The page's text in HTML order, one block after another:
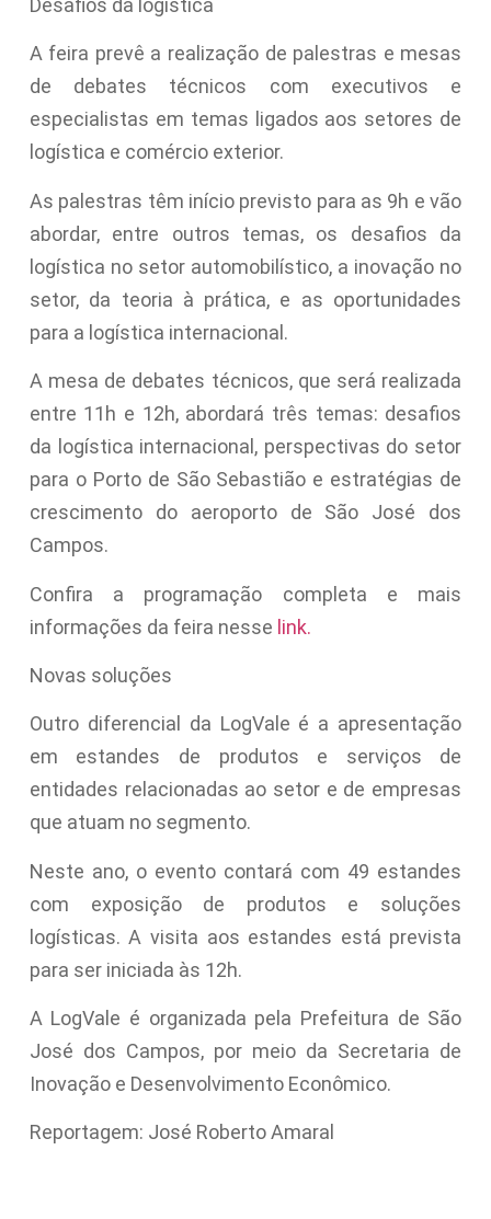
Desafios da logística
A feira prevê a realização de palestras e mesas
de debates técnicos com executivos e
especialistas em temas ligados aos setores de
logística e comércio exterior.
As palestras têm início previsto para as 9h e vão
abordar, entre outros temas, os desafios da
logística no setor automobilístico, a inovação no
setor, da teoria à prática, e as oportunidades
para a logística internacional.
A mesa de debates técnicos, que será realizada
entre 11h e 12h, abordará três temas: desafios
da logística internacional, perspectivas do setor
para o Porto de São Sebastião e estratégias de
crescimento do aeroporto de São José dos
Campos.
Confira a programação completa e mais
informações da feira nesse link.
Novas soluções
Outro diferencial da LogVale é a apresentação
em estandes de produtos e serviços de
entidades relacionadas ao setor e de empresas
que atuam no segmento.
Neste ano, o evento contará com 49 estandes
com exposição de produtos e soluções
logísticas. A visita aos estandes está prevista
para ser iniciada às 12h.
A LogVale é organizada pela Prefeitura de São
José dos Campos, por meio da Secretaria de
Inovação e Desenvolvimento Econômico.
Reportagem: José Roberto Amaral